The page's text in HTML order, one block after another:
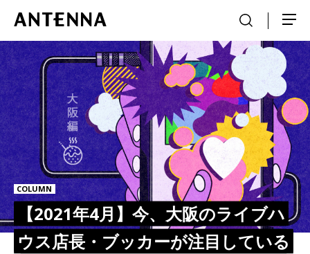
COLUMN
【2021年4月】今、大阪のライブハ
ウス店長・ブッカーが注目している